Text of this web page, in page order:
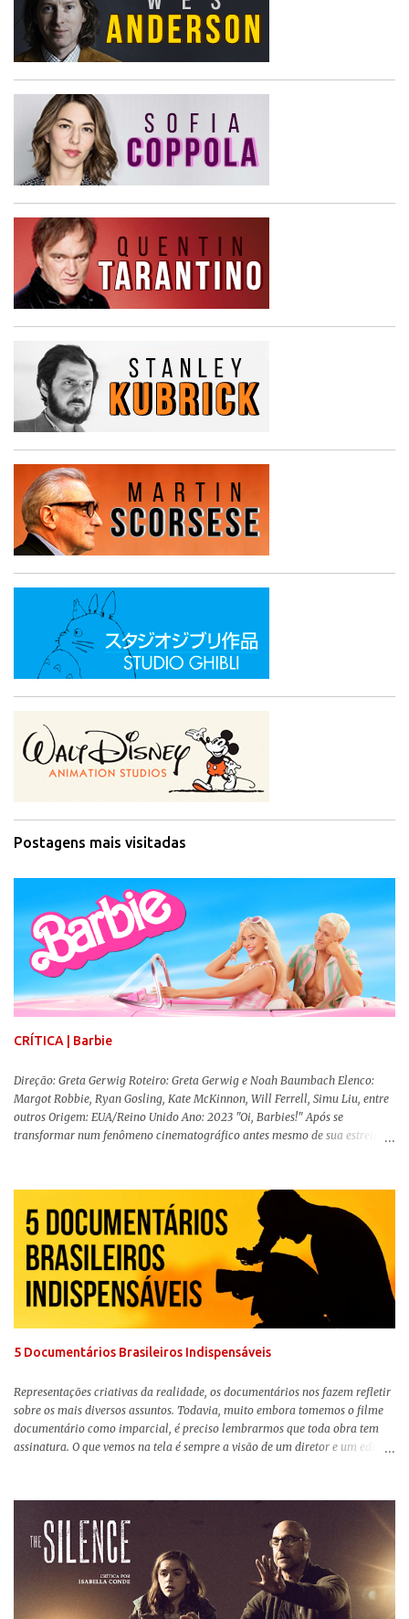
Postagens mais visitadas
CRÍTICA | Barbie
Direção: Greta Gerwig Roteiro: Greta Gerwig e Noah Baumbach Elenco:
Margot Robbie, Ryan Gosling, Kate McKinnon, Will Ferrell, Simu Liu, entre
outros Origem: EUA/Reino Unido Ano: 2023 "Oi, Barbies!" Após se
transformar num fenômeno cinematográfico antes mesmo de sua estreia,
lançamento, posso afirmar que o longa, dirigido por Greta Gerwig (
Adoráveis Mulheres ) prometeu tudo e entregou mais ainda, se provando o
filme do ano até aqui. Repleto de criatividade, humor e sem medo de não se
levar a sério, a produção aborda temas complexos com críticas potentes. Já
conhecida por sua filmografia feminista, Gerwig traz uma reflexão de
como a Barbie se encaixa no mundo moderno, desenvolvendo a
importância e o impacto, positivo ou negativo, da boneca na vida das
pessoas. Isso tudo com um sentimento de nostalgia multigeracional. Na
5 Documentários Brasileiros Indispensáveis
Representações criativas da realidade, os documentários nos fazem refletir
sobre os mais diversos assuntos. Todavia, muito embora tomemos o filme
documentário como imparcial, é preciso lembrarmos que toda obra tem
assinatura. O que vemos na tela é sempre a visão de um diretor e um editor
sempre importante levarmos em conta quem assina e qual a função social
da obra. O cinema brasileiro é celeiro de grandes documentaristas, muitos
deles mundialmente reconhecidos. Pensando na variedade de estilos e
estéticas de se fazer documentários, selecionei 5 produções tupiniquins do
gênero que, para mim, são indispensáveis: ▼ Cabra Marcado para Morrer
(1984) , de Eduardo Coutinho Em 1964, devido ao golpe militar, Eduardo
Coutinho (Edifício Master) teve que abandonar as filmagens do